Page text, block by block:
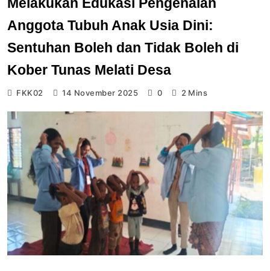
Anggota Tubuh Anak Usia Dini:
Sentuhan Boleh dan Tidak Boleh di
Kober Tunas Melati Desa
FKK02 14 November 2025 0 2 Mins